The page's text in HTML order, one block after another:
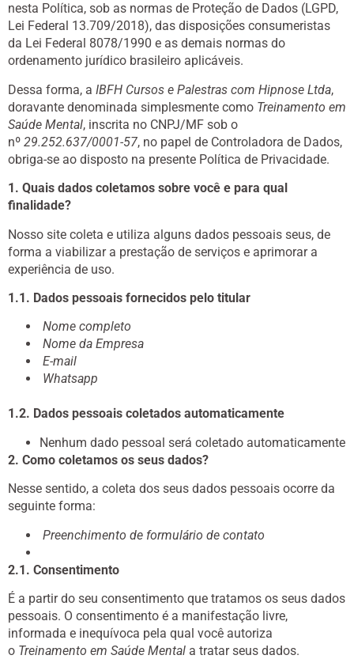
nesta Política, sob as normas de Proteção de Dados (LGPD,
Lei Federal 13.709/2018), das disposições consumeristas
da Lei Federal 8078/1990 e as demais normas do
ordenamento jurídico brasileiro aplicáveis.
Dessa forma, a IBFH Cursos e Palestras com Hipnose Ltda,
doravante denominada simplesmente como Treinamento em
Saúde Mental, inscrita no CNPJ/MF sob o
nº 29.252.637/0001-57, no papel de Controladora de Dados,
obriga-se ao disposto na presente Política de Privacidade.
1. Quais dados coletamos sobre você e para qual
finalidade?
Nosso site coleta e utiliza alguns dados pessoais seus, de
forma a viabilizar a prestação de serviços e aprimorar a
experiência de uso.
1.1. Dados pessoais fornecidos pelo titular
Nome completo
Nome da Empresa
E-mail
Whatsapp
1.2. Dados pessoais coletados automaticamente
Nenhum dado pessoal será coletado automaticamente
2. Como coletamos os seus dados?
Nesse sentido, a coleta dos seus dados pessoais ocorre da
seguinte forma:
Preenchimento de formulário de contato
2.1. Consentimento
É a partir do seu consentimento que tratamos os seus dados
pessoais. O consentimento é a manifestação livre,
informada e inequívoca pela qual você autoriza
o Treinamento em Saúde Mental a tratar seus dados.